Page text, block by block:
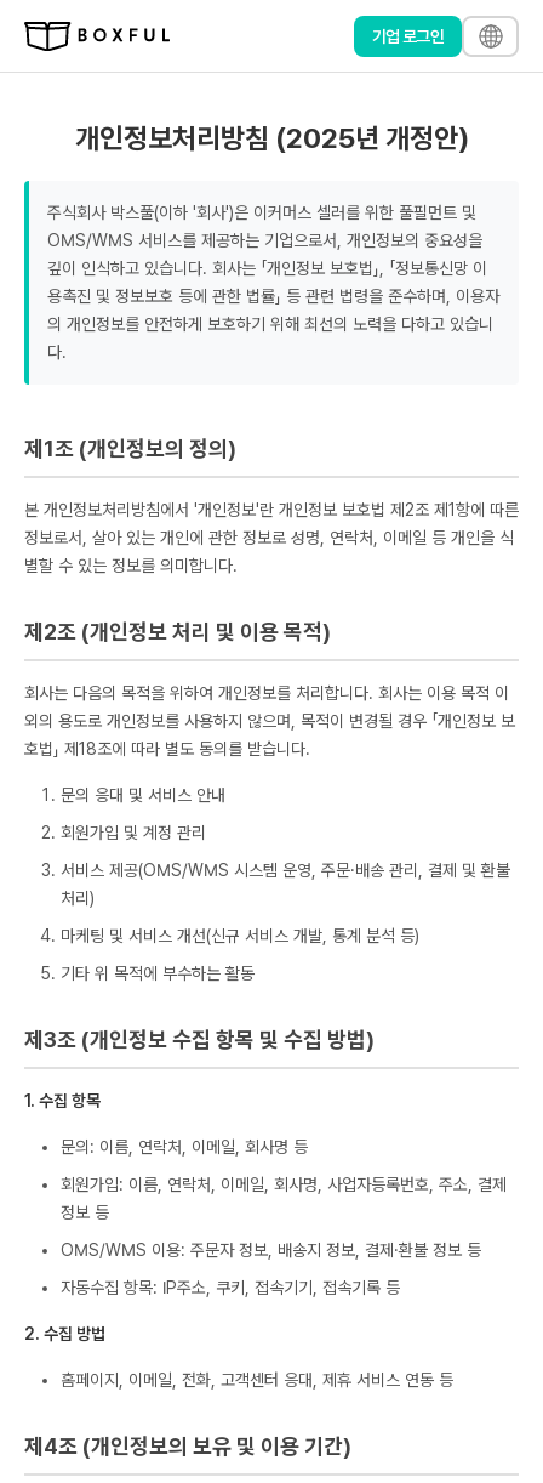
기업 로그인
개인정보처리방침 (2025년 개정안)
주식회사 박스풀(이하 '회사')은 이커머스 셀러를 위한 풀필먼트 및
OMS/WMS 서비스를 제공하는 기업으로서, 개인정보의 중요성을
깊이 인식하고 있습니다. 회사는 「개인정보 보호법」, 「정보통신망 이
용촉진 및 정보보호 등에 관한 법률」 등 관련 법령을 준수하며, 이용자
의 개인정보를 안전하게 보호하기 위해 최선의 노력을 다하고 있습니
다.
제1조 (개인정보의 정의)
본 개인정보처리방침에서 '개인정보'란 개인정보 보호법 제2조 제1항에 따른
정보로서, 살아 있는 개인에 관한 정보로 성명, 연락처, 이메일 등 개인을 식
별할 수 있는 정보를 의미합니다.
제2조 (개인정보 처리 및 이용 목적)
회사는 다음의 목적을 위하여 개인정보를 처리합니다. 회사는 이용 목적 이
외의 용도로 개인정보를 사용하지 않으며, 목적이 변경될 경우 「개인정보 보
호법」 제18조에 따라 별도 동의를 받습니다.
문의 응대 및 서비스 안내
회원가입 및 계정 관리
서비스 제공(OMS/WMS 시스템 운영, 주문·배송 관리, 결제 및 환불
처리)
마케팅 및 서비스 개선(신규 서비스 개발, 통계 분석 등)
기타 위 목적에 부수하는 활동
제3조 (개인정보 수집 항목 및 수집 방법)
1. 수집 항목
문의: 이름, 연락처, 이메일, 회사명 등
회원가입: 이름, 연락처, 이메일, 회사명, 사업자등록번호, 주소, 결제
정보 등
OMS/WMS 이용: 주문자 정보, 배송지 정보, 결제·환불 정보 등
자동수집 항목: IP주소, 쿠키, 접속기기, 접속기록 등
2. 수집 방법
홈페이지, 이메일, 전화, 고객센터 응대, 제휴 서비스 연동 등
제4조 (개인정보의 보유 및 이용 기간)